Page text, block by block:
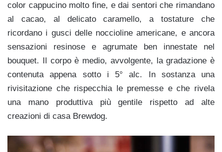
color cappucino molto fine, e dai sentori che rimandano
al cacao, al delicato caramello, a tostature che
ricordano i gusci delle noccioline americane, e ancora
sensazioni resinose e agrumate ben innestate nel
bouquet. Il corpo è medio, avvolgente, la gradazione è
contenuta appena sotto i 5° alc. In sostanza una
rivisitazione che rispecchia le premesse e che rivela
una mano produttiva più gentile rispetto ad alte
creazioni di casa Brewdog.